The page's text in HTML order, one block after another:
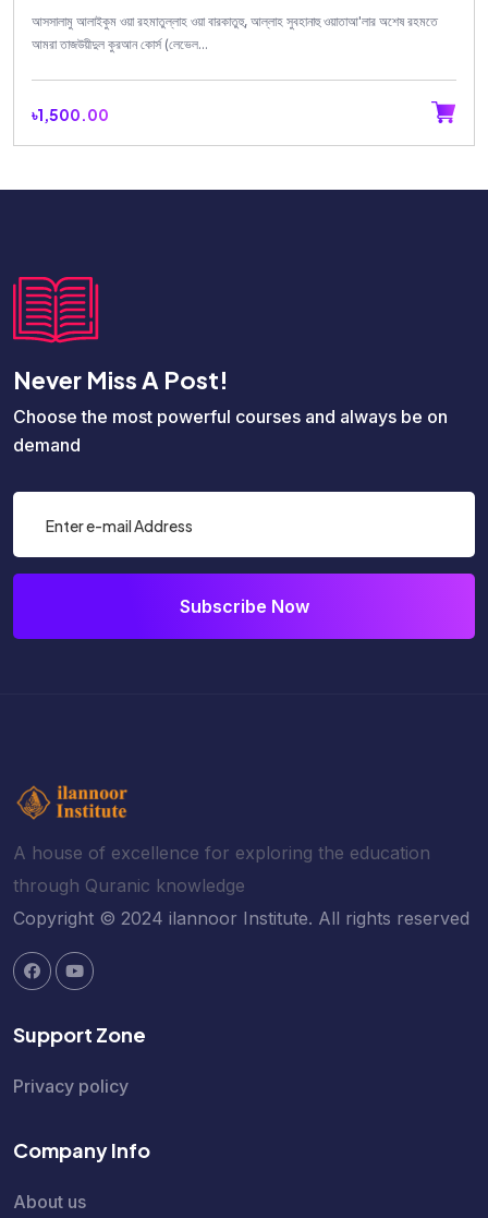
আসসালামু আলাইকুম ওয়া রহমাতুল্লাহ ওয়া বারকাতুহু, আল্লাহ সুবহানাহু ওয়াতাআ'লার অশেষ রহমতে
আমরা তাজউয়ীদুল কুরআন কোর্স (লেভেল...
৳1,500.00
Never Miss A Post!
Choose the most powerful courses and always be on
demand
Subscribe Now
A house of excellence for exploring the education
through Quranic knowledge
Copyright © 2024 ilannoor Institute. All rights reserved
Support Zone
Privacy policy
Company Info
About us